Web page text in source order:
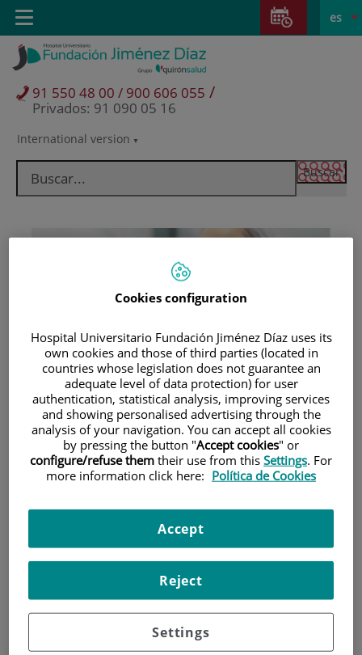
Saltar al contenido
Saltar
contenido
Selector
idioma
activo
es
International version
91 550 48 00 / 900 606 055 /
Privados: 91 090 05 16
Toggle
navigation
Pacientes y visitantes
Cookies configuration
Hospital Universitario Fundación Jiménez Díaz uses its
own cookies and those of third parties (located in
countries whose legislation does not guarantee an
adequate level of data protection) for user
authentication, statistical analysis, improving services
and showing personalised advertising through the
analysis of your navigation. You can accept all cookies
by pressing the button "Accept cookies" or
configure/refuse them their use from this Settings. For
more information click here: Política de Cookies
Settings
Reject
Accept